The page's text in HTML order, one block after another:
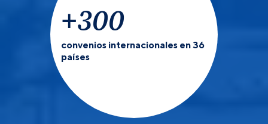
+300
convenios internacionales en 36
países